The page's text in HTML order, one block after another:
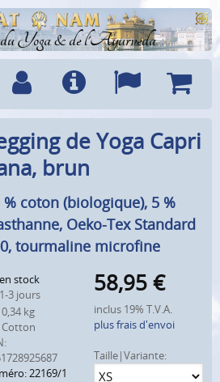
Yoga & de l'Ayurveda
Info LanguesPanier
de Yoga Capri
brun
% coton (biologique), 5 %
Oeko-Tex Standard
tourmaline microfine
en stock
1-3 jours
0,34 kg
Cotton
22169/1
58,95 €
inclus 19% T.V.A.
plus frais d'envoi
Taille|Variante: